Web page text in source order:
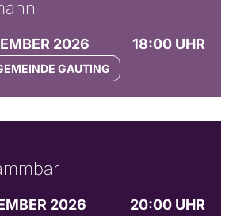
2026 18:00 UHR
GAUTING
2026
20:00 UHR